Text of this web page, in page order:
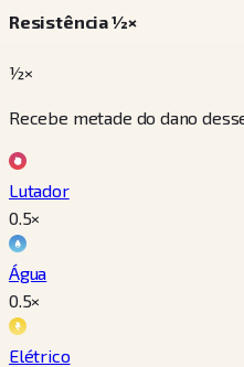
Resistência ½×
½×
Recebe metade do dano
Lutador
0.5×
Água
0.5×
Elétrico